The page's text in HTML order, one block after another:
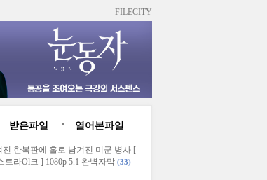
FILECITY
받은파일 열어본파일
진 한복판에 홀로 남겨진 미군 병사 [
트라Ol크 ] 1080p 5.1 완벽자막 (33)